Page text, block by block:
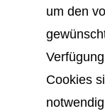
um den
Cookies